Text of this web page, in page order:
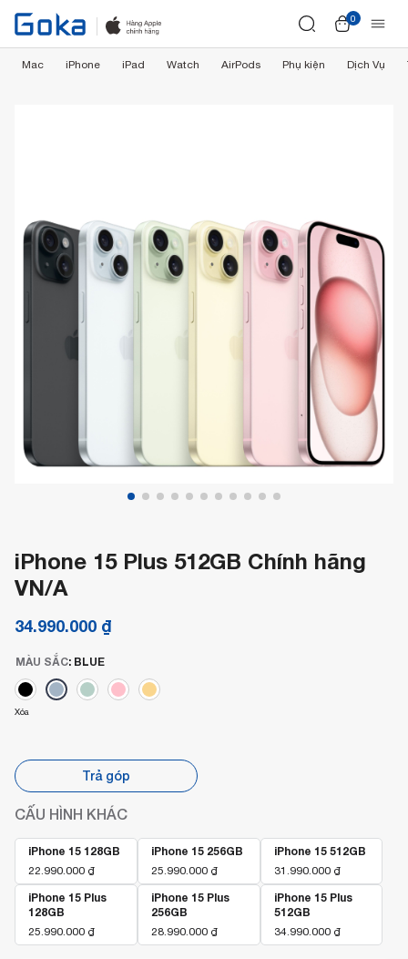
0
Mac iPhone iPad Watch AirPods Phụ kiện Dịch Vụ
iPhone 15 Plus 512GB Chính hãng
VN/A
34.990.000 ₫
MÀU SẮC: BLUE
Xóa
Trả góp
CẤU HÌNH KHÁC
iPhone 15 128GB
22.990.000 ₫
iPhone 15 256GB
25.990.000 ₫
iPhone 15 512GB
31.990.000 ₫
iPhone 15 Plus
128GB
25.990.000 ₫
iPhone 15 Plus
256GB
28.990.000 ₫
iPhone 15 Plus
512GB
34.990.000 ₫